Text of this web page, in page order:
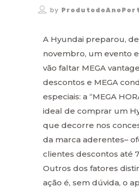
by
A Hyundai preparou,
novembro, um evento
vão faltar MEGA
descontos e MEGA
especiais: a “MEGA
ideal de comprar um
que decorre nos
da marca aderentes–
clientes descontos até
Outros dos fatores
ação é, sem dúvida, o